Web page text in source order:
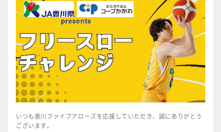
いつも香川ファイブアローズを応援していただき、誠にありがとう
ございます。